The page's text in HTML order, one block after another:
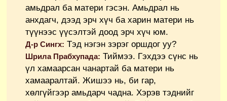
амьдрал ба матери гэсэн. Амьдрал нь
анхдагч, дээд эрч хүч ба харин матери нь
түүнээс үүсэлтэй доод эрч хүч юм.
Д-р Сингх: Тэд нэгэн зэрэг оршдог уу?
Шрила Прабхупада: Тиймээ. Гэхдээ сүнс нь
үл хамаарсан чанартай ба матери нь
хамааралтай. Жишээ нь, би гар,
хөлгүйгээр амьдарч чадна. Хэрэв тэднийг